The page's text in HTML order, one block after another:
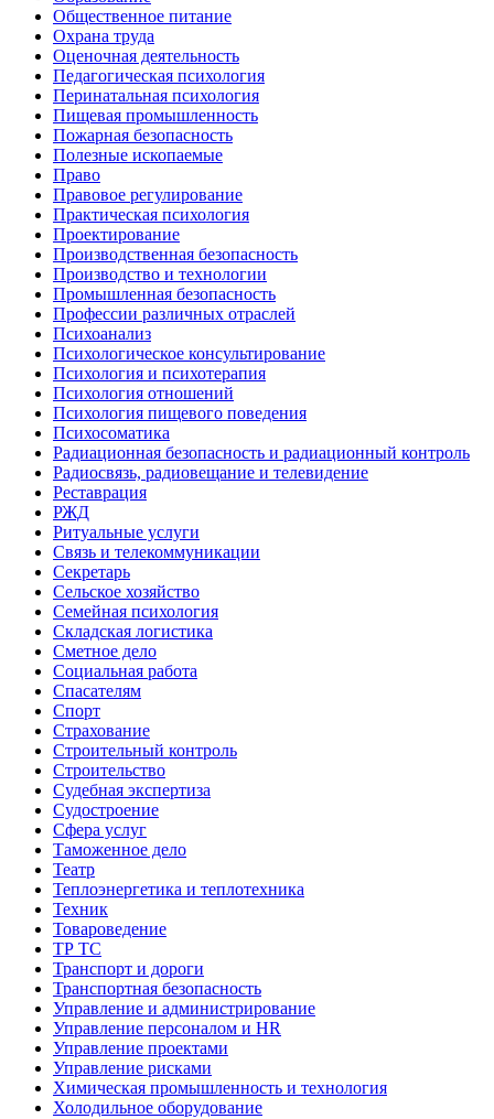
Общественное питание
Охрана труда
Оценочная деятельность
Педагогическая психология
Перинатальная психология
Пищевая промышленность
Пожарная безопасность
Полезные ископаемые
Право
Правовое регулирование
Практическая психология
Проектирование
Производственная безопасность
Производство и технологии
Промышленная безопасность
Профессии различных отраслей
Психоанализ
Психологическое консультирование
Психология и психотерапия
Психология отношений
Психология пищевого поведения
Психосоматика
Радиационная безопасность и радиационный контроль
Радиосвязь, радиовещание и телевидение
Реставрация
РЖД
Ритуальные услуги
Связь и телекоммуникации
Секретарь
Сельское хозяйство
Семейная психология
Складская логистика
Сметное дело
Социальная работа
Спасателям
Спорт
Страхование
Строительный контроль
Строительство
Судебная экспертиза
Судостроение
Сфера услуг
Таможенное дело
Театр
Теплоэнергетика и теплотехника
Техник
Товароведение
ТР ТС
Транспорт и дороги
Транспортная безопасность
Управление и администрирование
Управление персоналом и HR
Управление проектами
Управление рисками
Химическая промышленность и технология
Холодильное оборудование